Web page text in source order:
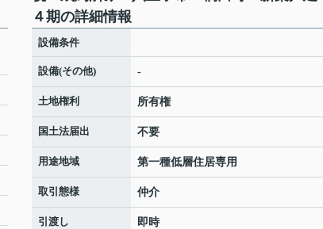
４期の詳細情報
設備条件
設備(その他) -
土地権利 所有権
国土法届出 不要
用途地域 第一種低層住居専用
取引態様 仲介
引渡し 即時